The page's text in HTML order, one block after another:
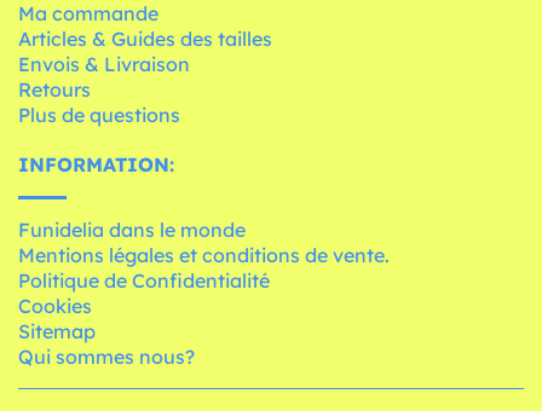
Ma commande
Articles & Guides des tailles
Envois & Livraison
Retours
Plus de questions
INFORMATION:
Funidelia dans le monde
Mentions légales et conditions de vente.
Politique de Confidentialité
Cookies
Sitemap
Qui sommes nous?